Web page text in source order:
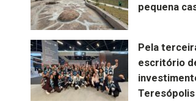
pequena
Pela
escritório